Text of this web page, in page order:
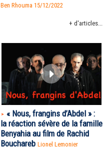
Ben Rhouma 15/12/2022
+ d'articles...
« Nous, frangins d’Abdel » :
la réaction sévère de la famille
Benyahia au film de Rachid
Bouchareb Lionel Lemonier